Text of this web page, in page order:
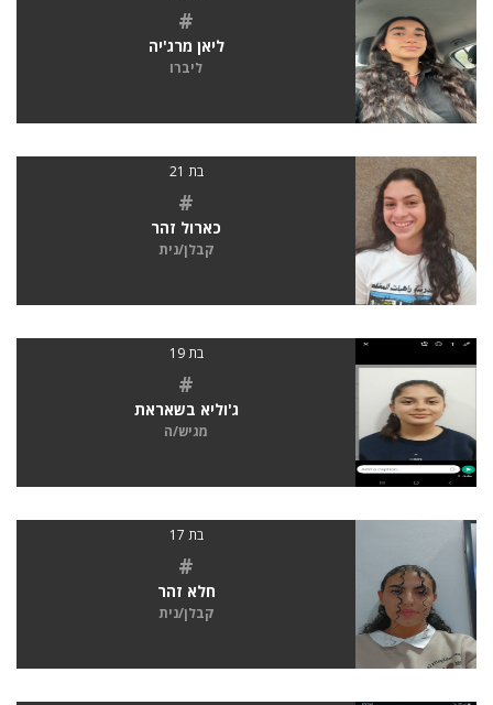
#
ליאן מרג'יה
ליברו
בת 21
#
כארול זהר
קבלן/נית
בת 19
#
ג'וליא בשאראת
מגיש/ה
בת 17
#
חלא זהר
קבלן/נית